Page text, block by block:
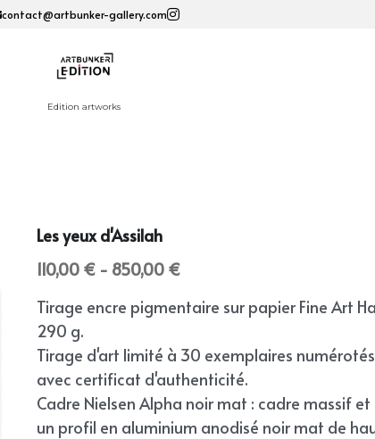
contact@artbunker-gallery.com
Edition artworks
Les yeux d'Assilah
110,00 € - 850,00 €
Tirage encre pigmentaire sur papier Fine Art
290 g.
Tirage d'art limité à 30 exemplaires
avec certificat d'authenticité.
Cadre Nielsen Alpha noir mat : cadre massif
un profil en aluminium anodisé noir mat de